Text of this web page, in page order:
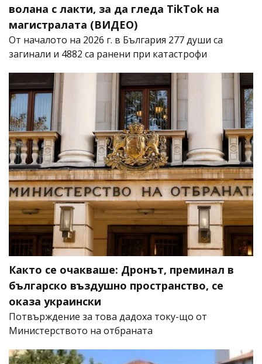
волана с лакти, за да гледа TikTok на
магистралата (ВИДЕО)
От началото на 2026 г. в България 277 души са
загинали и 4882 са ранени при катастрофи
Както се очакваше: Дронът, преминал в
българско въздушно пространство, се
оказа украински
Потвърждение за това дадоха току-що от
Министерството на отбраната